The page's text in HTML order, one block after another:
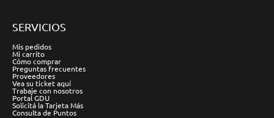
SERVICIOS
Mis pedidos
Mi carrito
Cómo comprar
Preguntas frecuentes
Proveedores
Vea su ticket aquí
Trabaje con nosotros
Portal GDU
Solicitá la Tarjeta Más
Consulta de Puntos